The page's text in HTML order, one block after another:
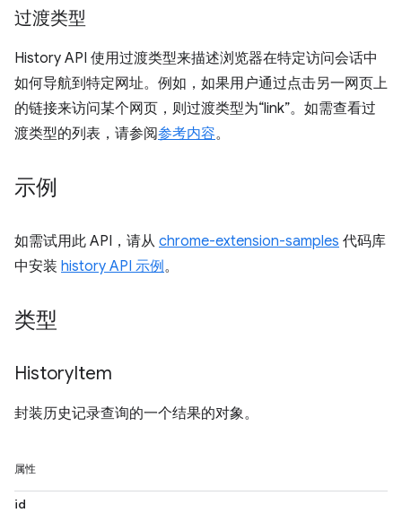
过渡类型
History API 使用过渡类型来描述浏览器在特定访问会话中
如何导航到特定网址。例如，如果用户通过点击另一网页上
的链接来访问某个网页，则过渡类型为“link”。如需查看过
渡类型的列表，请参阅参考内容。
示例
如需试用此 API，请从 chrome-extension-samples 代码库
中安装 history API 示例。
类型
HistoryItem
封装历史记录查询的一个结果的对象。
属性
id